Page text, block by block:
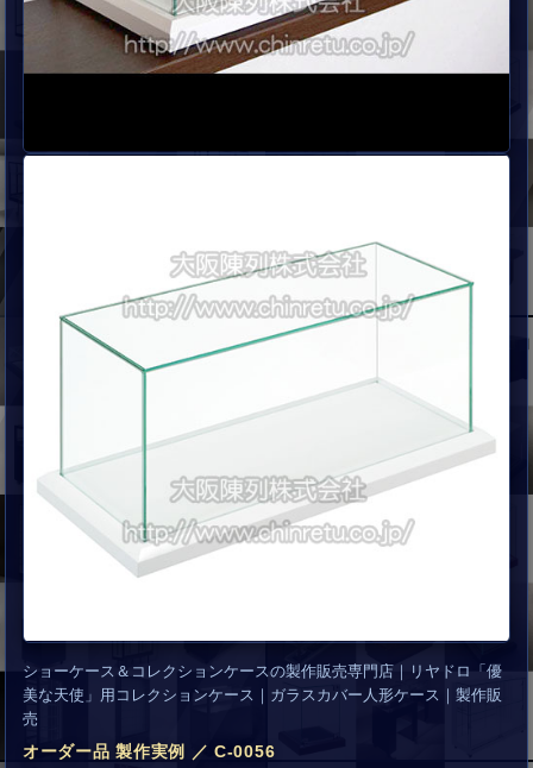
ショーケース＆コレクションケースの製作販売専門店｜リヤドロ「優
美な天使」用コレクションケース｜ガラスカバー人形ケース｜製作販
売
オーダー品 製作実例 ／ C-0056